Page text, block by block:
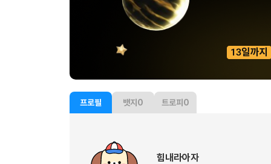
프로필 뱃지 0 트로피 0
힘내라아자